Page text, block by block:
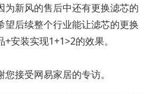
为新风的售后中还有更换滤芯的
望后续整个行业能让滤芯的更换
安装实现1+1>2的效果。
您接受网易家居的专访。